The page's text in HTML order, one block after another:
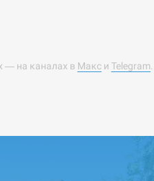
— на каналах в Макс и Telegram